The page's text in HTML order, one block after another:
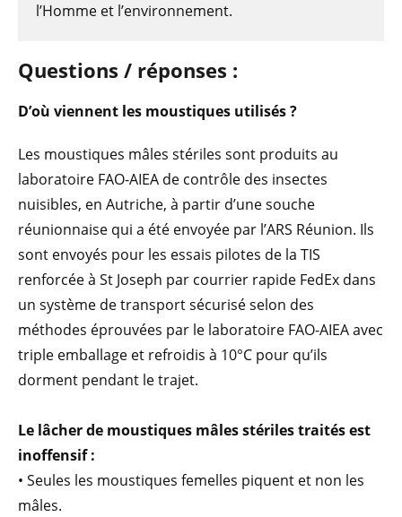
l’Homme et l’environnement.
Questions / réponses :
D’où viennent les moustiques utilisés ?
Les moustiques mâles stériles sont produits au
laboratoire FAO-AIEA de contrôle des insectes
nuisibles, en Autriche, à partir d’une souche
réunionnaise qui a été envoyée par l’ARS Réunion. Ils
sont envoyés pour les essais pilotes de la TIS
renforcée à St Joseph par courrier rapide FedEx dans
un système de transport sécurisé selon des
méthodes éprouvées par le laboratoire FAO-AIEA avec
triple emballage et refroidis à 10°C pour qu’ils
dorment pendant le trajet.
Le lâcher de moustiques mâles stériles traités est
inoffensif :
• Seules les moustiques femelles piquent et non les
mâles.